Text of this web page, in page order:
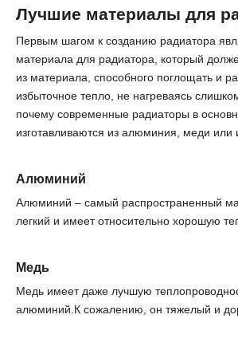
Лучшие материалы для
Первым шагом к созданию радиатора
материала для радиатора, который
из материала, способного поглощать и
избыточное тепло, не нагреваясь
почему современные радиаторы в
изготавливаются из алюминия, меди или
Алюминий
Алюминий – самый распространенный
легкий и имеет относительно хорошую
Медь
Медь имеет даже лучшую
алюминий.К сожалению, он тяжелый и